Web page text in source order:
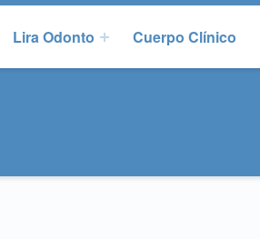
Lira Odonto Cuerpo Clínico